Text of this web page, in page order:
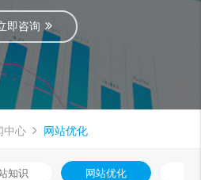
即咨询
中心 网站优化
知识 网站优化